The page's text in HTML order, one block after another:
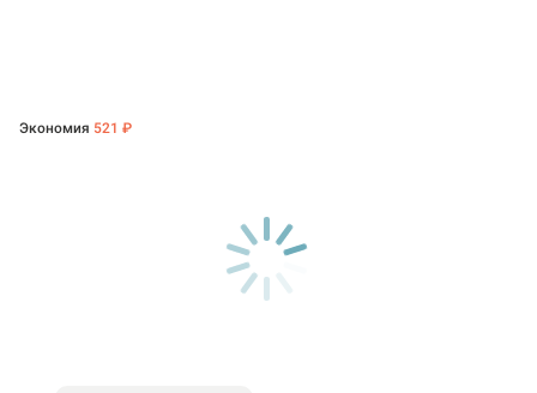
Экономия 521 ₽